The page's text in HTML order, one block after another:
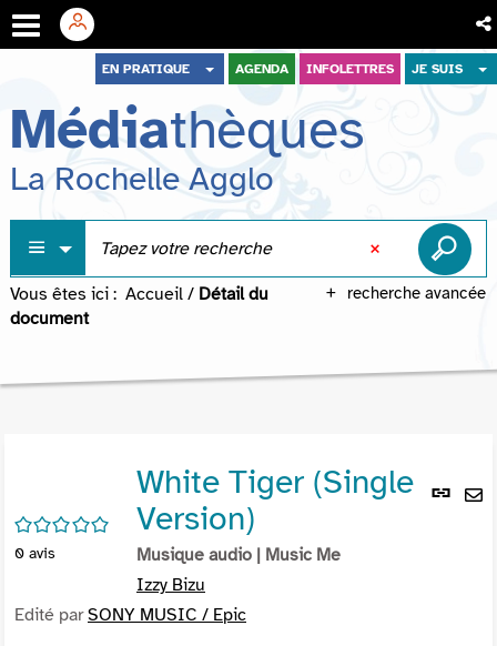
menu
contenu
recherche
EN PRATIQUE AGENDA INFOLETTRES JE SUIS
Médiathèques
La Rochelle Agglo
recherche avancée
Vous êtes ici : Accueil / Détail du
document
Lien
/5
0 avis
White Tiger (Single
Version)
Musique audio | Music Me
Izzy Bizu
Edité parSONY MUSIC / Epic